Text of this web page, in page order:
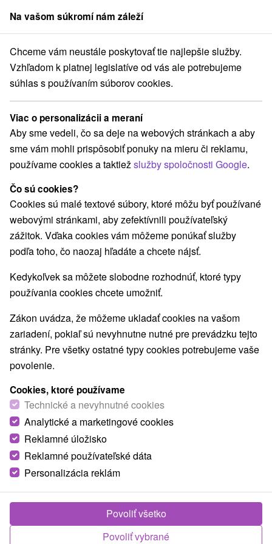
člen skupinySorger
poukazy Východné Slovensko Prešovský kraj Poprad
Rekreačné poukazy v Poprade
Kategórie
Všetky kategórie
Pobyty so zľavou(3)
Wellness pobyty(3) Víkendové pobyty(3)
Seniorské pobyty
Vyberte lokalitu alebo termín
Najpredávanejšie
VŠETKY TOP - NAJPREDÁVANEJŠIE
Užite si pobyt plný relaxu a zábavy:
Oddychujte, plávajte a vychutnávajte výhľady
Na vašom súkromí nám záleží
Chceme vám neustále poskytovať tie najlepšie služby.
Vzhľadom k platnej legislatíve od vás ale potrebujeme
súhlas s používaním súborov cookies.
Viac o personalizácii a meraní
Aby sme vedeli, čo sa deje na webových stránkach a aby
sme vám mohli prispôsobiť ponuky na mieru či reklamu,
používame cookies a taktiežslužby spoločnosti Google.
Čo sú cookies?
Cookies sú malé textové súbory, ktoré môžu byť používané
webovými stránkami, aby zefektívnili používateľský
zážitok. Vďaka cookies vám môžeme ponúkať služby
podľa toho, čo naozaj hľadáte a chcete nájsť.
Kedykoľvek sa môžete slobodne rozhodnúť, ktoré typy
používania cookies chcete umožniť.
Zákon uvádza, že môžeme ukladať cookies na vašom
zariadení, pokiaľ sú nevyhnutne nutné pre prevádzku tejto
stránky. Pre všetky ostatné typy cookies potrebujeme vaše
povolenie.
Cookies, ktoré používame
Technické a nevyhnutné cookies
Analytické a marketingové cookies
Reklamné úložisko
Reklamné používateľské dáta
Personalizácia reklám
Povoliť vybrané
Povoliť všetko